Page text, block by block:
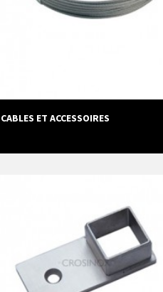
CABLES ET ACCESSOIRES